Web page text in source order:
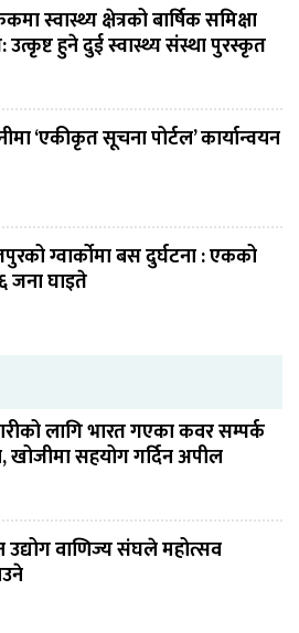
स्वास्थ्य क्षेत्रको बार्षिक समिक्षा
उत्कृष्ट हुने दुई स्वास्थ्य संस्था पुरस्कृत
‘एकीकृत सूचना पोर्टल’ कार्यान्वयन
ग्वार्कोमा बस दुर्घटना : एकको
जना घाइते
लागि भारत गएका कवर सम्पर्क
खोजीमा सहयोग गर्दिन अपील
उद्योग वाणिज्य संघले महोत्सव